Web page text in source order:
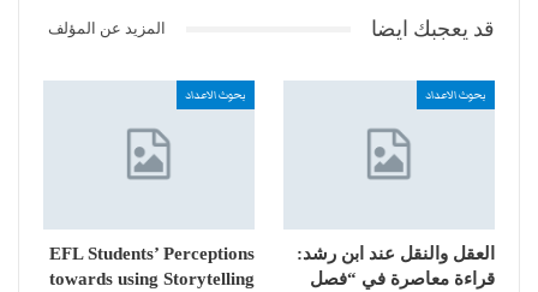
قد يعجبك ايضا المزيد عن المؤلف
بحوث الاعداد
العقل والنقل عند ابن رشد:
قراءة معاصرة في “فصل
بحوث الاعداد
EFL Students’ Perceptions
towards using Storytelling